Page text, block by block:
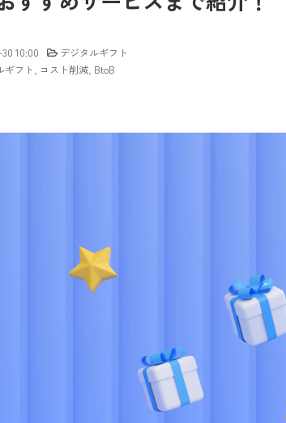
10:00
デジタルギフト
ギフト
コスト削減 BtoB